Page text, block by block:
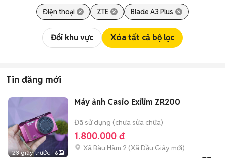
Điện thoại ZTE Blade A3 Plus
Đổi khu vực Xóa tất cả bộ lọc
Tin đăng mới
23 giây trước 6
Máy ảnh Casio Exilim ZR200
Đã sử dụng (chưa sửa chữa)
1.800.000 đ
Xã Bàu Hàm 2 (Xã Dầu Giây mới)